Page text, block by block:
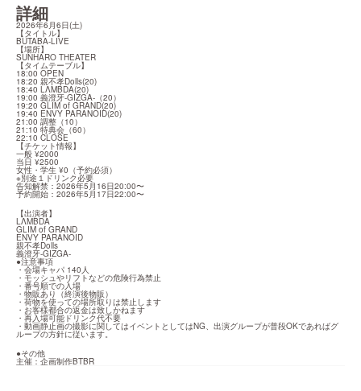
詳細
2026年6月6日(土)
【タイトル】
BUTABA-LIVE
【場所】
SUNHARO THEATER
【タイムテーブル】
18:00 OPEN
18:20 親不孝Dolls(20)
18:40 LΛMBDA(20)
19:00 義澄牙-GIZGA-（20）
19:20 GLIM of GRAND(20)
19:40 ENVY PARANOID(20)
21:00 調整（10）
21:10 特典会（60）
22:10 CLOSE
【チケット情報】
一般 ¥2000
当日 ¥2500
女性・学生 ¥0（予約必須）
※別途１ドリンク必要
告知解禁：2026年5月16日20:00〜
予約開始：2026年5月17日22:00〜
【出演者】
LΛMBDA
GLIM of GRAND
ENVY PARANOID
親不孝Dolls
義澄牙-GIZGA-
●注意事項
・会場キャパ 140人
・モッシュやリフトなどの危険行為禁止
・番号順での入場
・物販あり（終演後物販）
・荷物を使っての場所取りは禁止します
・お客様都合の返金は致しかねます
・再入場可能ドリンク代不要
・動画静止画の撮影に関してはイベントとしてはNG、出演グループが普段OKであればグ
ループの方針に従います。
●その他
主催：企画制作BTBR